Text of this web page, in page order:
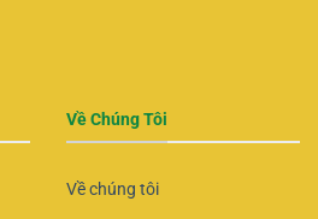
Về Chúng Tôi
Về chúng tôi